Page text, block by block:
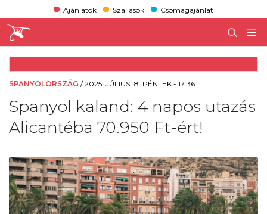
Ajánlatok Szállások Csomagajánlat
SPANYOLORSZÁG /2025. JÚLIUS 18. PÉNTEK - 17:36
Spanyol kaland: 4 napos utazás
Alicantéba 70.950 Ft-ért!